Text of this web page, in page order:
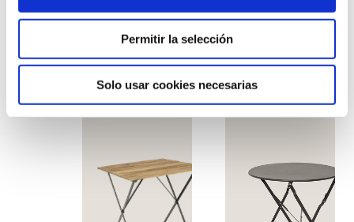
Permitir la selección
Solo usar cookies necesarias
Sitges rectangular
High black fabrik